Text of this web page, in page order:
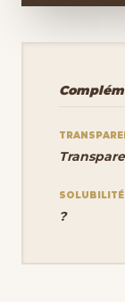
SOLUBILITÉ
?